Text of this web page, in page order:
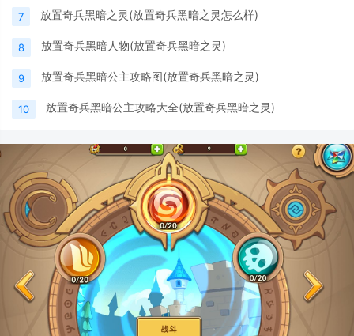
7 放置奇兵黑暗之灵(放置奇兵黑暗之灵怎么样)
8 放置奇兵黑暗人物(放置奇兵黑暗之灵)
9 放置奇兵黑暗公主攻略图(放置奇兵黑暗之灵)
10 放置奇兵黑暗公主攻略大全(放置奇兵黑暗之灵)